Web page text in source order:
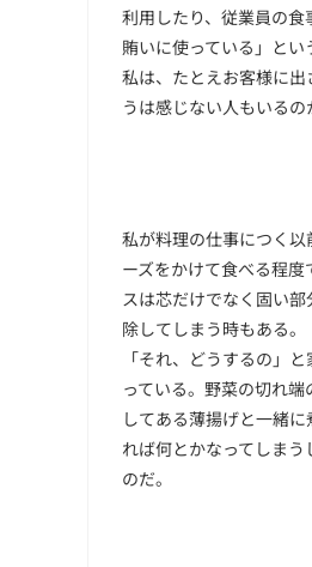
利用したり、従業員の
賄いに使っている」と
私は、たとえお客様に
うは感じない人もいる
私が料理の仕事につく
ーズをかけて食べる程
スは芯だけでなく固い
除してしまう時もある。
「それ、どうするの」
っている。野菜の切れ
してある薄揚げと一緒
れば何とかなってしま
のだ。